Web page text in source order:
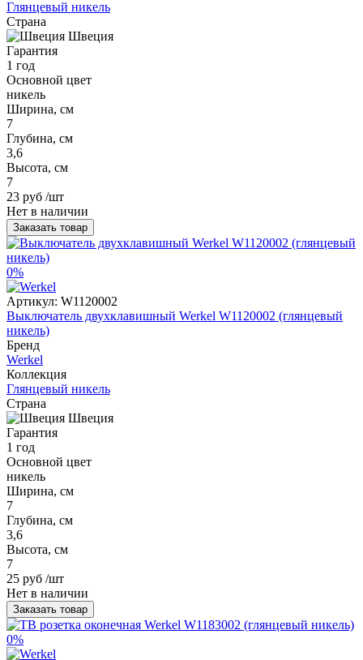
Глянцевый никель
Страна
Швеция
Гарантия
1 год
Основной цвет
никель
Ширина, см
7
Глубина, см
3,6
Высота, см
7
23 руб /шт
Нет в наличии
Заказать товар
0%
Артикул: W1120002
Выключатель двухклавишный Werkel W1120002 (глянцевый
никель)
Бренд
Werkel
Коллекция
Глянцевый никель
Страна
Швеция
Гарантия
1 год
Основной цвет
никель
Ширина, см
7
Глубина, см
3,6
Высота, см
7
25 руб /шт
Нет в наличии
Заказать товар
0%